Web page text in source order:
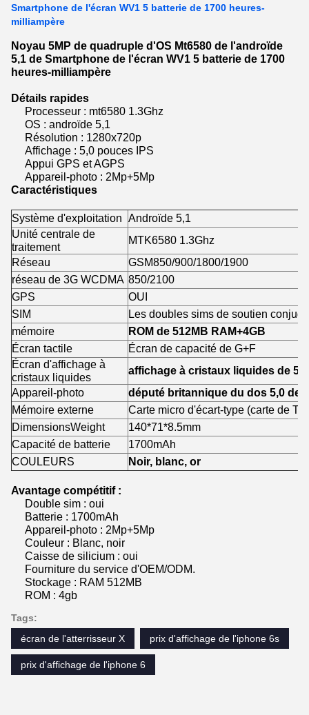
Smartphone de l'écran WV1 5 batterie de 1700 heures-
milliampère
Noyau 5MP de quadruple d'OS Mt6580 de l'androïde
5,1 de Smartphone de l'écran WV1 5 batterie de 1700
heures-milliampère
Détails rapides
Processeur : mt6580 1.3Ghz
OS : androïde 5,1
Résolution : 1280x720p
Affichage : 5,0 pouces IPS
Appui GPS et AGPS
Appareil-photo : 2Mp+5Mp
Caractéristiques
Système d'exploitation Androïde 5,1
Unité centrale de
traitement
MTK6580 1.3Ghz
Réseau
GSM850/900/1800/1900
réseau de 3G WCDMA 850/2100
GPS
OUI
SIM
Les doubles sims de soutien
mémoire
ROM de 512MB RAM+4GB
Écran tactile
Écran de capacité de G+F
Écran d'affichage à
cristaux liquides
affichage à cristaux liquides de
Appareil-photo
député britannique du dos 5,0 de
Mémoire externe
Carte micro d'écart-type (carte de T-
DimensionsWeight
140*71*8.5mm
Capacité de batterie
1700mAh
COULEURS
Noir, blanc, or
Avantage compétitif :
Double sim : oui
Batterie : 1700mAh
Appareil-photo : 2Mp+5Mp
Couleur : Blanc, noir
Caisse de silicium : oui
Fourniture du service d'OEM/ODM.
Stockage : RAM 512MB
ROM : 4gb
Tags:
écran de l'atterrisseur X
prix d'affichage de l'iphone 6s
prix d'affichage de l'iphone 6